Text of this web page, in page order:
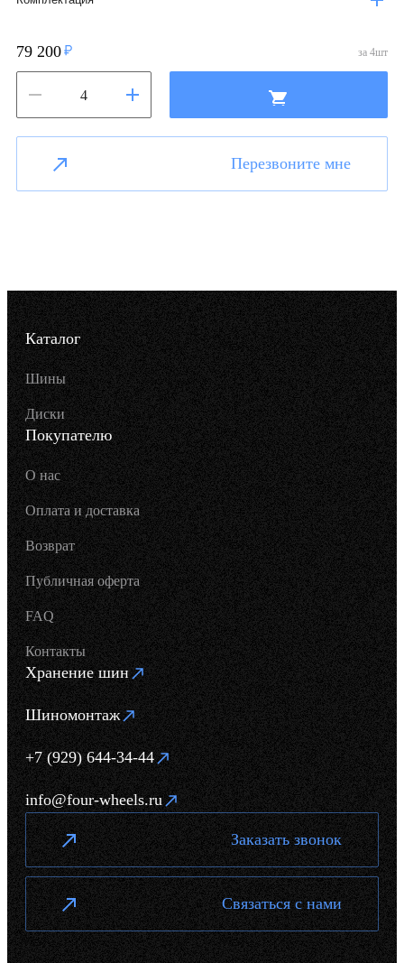
79 200 за 4шт
Перезвоните мне
Каталог
Шины
Диски
Покупателю
О нас
Оплата и доставка
Возврат
Публичная оферта
FAQ
Контакты
Хранение шин
Шиномонтаж
+7 (929) 644-34-44
info@four-wheels.ru
Заказать звонок
Связаться с нами